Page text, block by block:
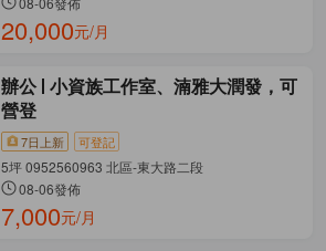
20,000元/月
辦公
小資族工作室、湳雅大潤發，可
營登
7日上新 可登記
5坪 0952560963 北區-東大路二段
08-06發佈
7,000元/月